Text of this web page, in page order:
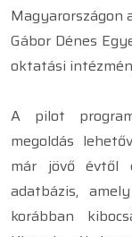
Magyarországon
Gábor Dénes
oktatási
A pilot
megoldás
már jövő évtől
adatbázis,
korábban